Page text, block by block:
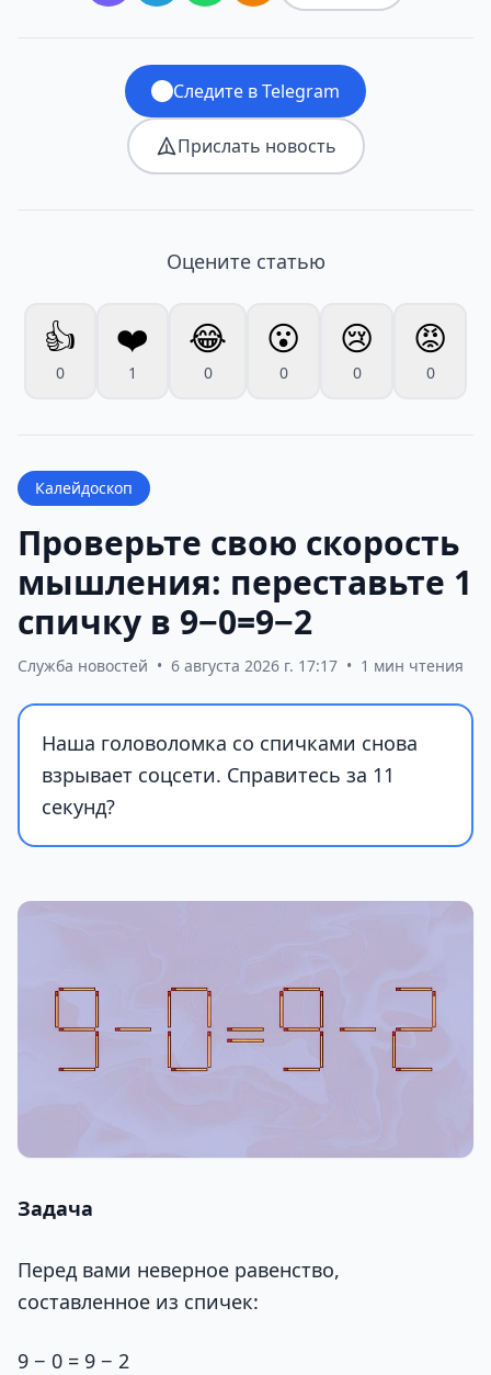
Следите в Telegram
Прислать новость
Оцените статью
👍
0
❤️
1
😂
0
😮
0
😢
0
😡
0
Калейдоскоп
Проверьте свою скорость
мышления: переставьте 1
спичку в 9−0=9−2
Служба новостей • 6 августа 2026 г. 17:17 • 1 мин чтения
Наша головоломка со спичками снова
взрывает соцсети. Справитесь за 11
секунд?
Задача
Перед вами неверное равенство,
составленное из спичек:
9 − 0 = 9 − 2